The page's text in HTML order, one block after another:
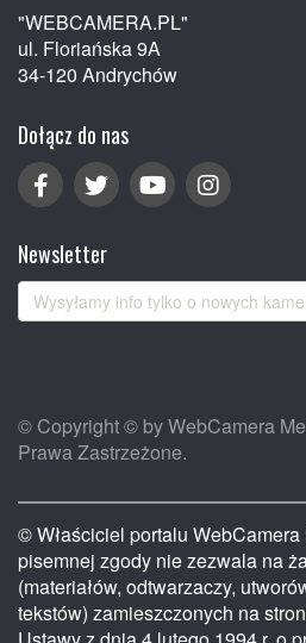
"WEBCAMERA.PL"
ul. Floriańska 9A
34-120 Andrychów
Dołącz do nas
Newsletter
© Copyright © by WebCamera
Prawa Zastrzeżone.
© Właściciel portalu
pisemnej zgody nie zezwala na
(materiałów, odtwarzaczy,
tekstów) zamieszczonych na